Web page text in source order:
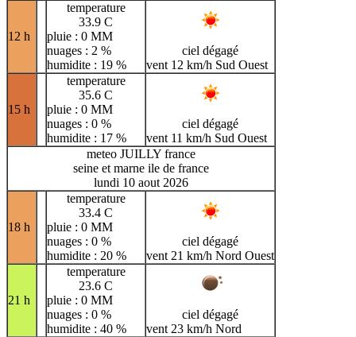
12 h
temperature
33.9 C
pluie : 0 MM
nuages : 2 %
humidite : 19 %
ciel dégagé
vent 12 km/h Sud Ouest
15 h
temperature
35.6 C
pluie : 0 MM
nuages : 0 %
humidite : 17 %
ciel dégagé
vent 11 km/h Sud Ouest
meteo JUILLY france
seine et marne ile de france
lundi 10 aout 2026
18 h
temperature
33.4 C
pluie : 0 MM
nuages : 0 %
humidite : 20 %
ciel dégagé
vent 21 km/h Nord Ouest
21 h
temperature
23.6 C
pluie : 0 MM
nuages : 0 %
humidite : 40 %
ciel dégagé
vent 23 km/h Nord